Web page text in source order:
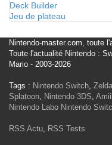
Deck Builder
Jeu de plateau
Nintendo-master.com, toute
Toute l'actualité Nintendo :
Mario - 2003-2026
Tags : Nintendo Switch, Zelda
Splatoon, Nintendo 3DS,
Nintendo Labo Nintendo
RSS Actu, RSS Tests